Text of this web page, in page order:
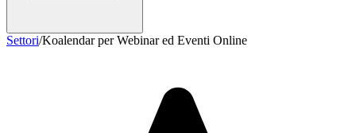
Settori/Koalendar per Webinar ed Eventi Online